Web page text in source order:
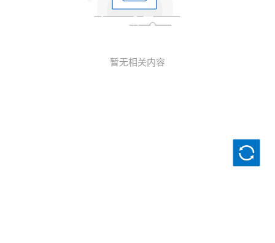
暂无相关内容